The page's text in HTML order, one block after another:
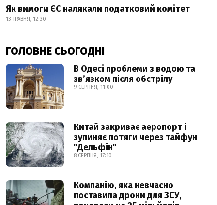
Як вимоги ЄС налякали податковий комітет
13 ТРАВНЯ, 12:30
ГОЛОВНЕ СЬОГОДНІ
В Одесі проблеми з водою та
звʼязком після обстрілу
9 СЕРПНЯ, 11:00
Китай закриває аеропорт і
зупиняє потяги через тайфун
"Дельфін"
8 СЕРПНЯ, 17:10
Компанію, яка невчасно
поставила дрони для ЗСУ,